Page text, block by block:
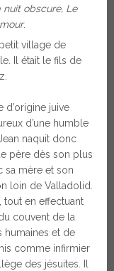
nuit obscure, Le
.
village de
Il était le fils de
d’origine juive
d’une humble
naquit donc
père dès son plus
sa mère et son
loin de Valladolid.
tout en effectuant
couvent de la
humaines et de
comme infirmier
des jésuites. Il